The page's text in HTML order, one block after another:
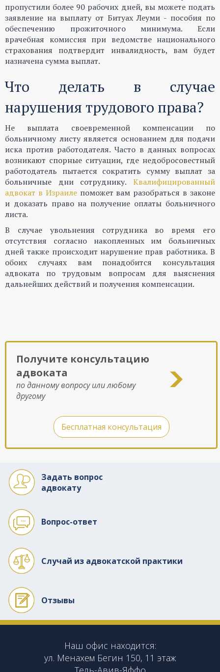
пропустили более 90 рабочих дней, вы можете подать
заявление на выплату от Битуах Леуми - пособия по
обеспечению прожиточного минимума. Если
врачебная комиссия при ведомстве национального
страхования подтвердит инвалидность, вам будет
назначена сумма выплат.
Что делать в случае
нарушения трудового права?
Не выплата своевременной компенсации по
больничному листу является основанием для подачи
иска против работодателя. Часто в данных вопросах
возникают спорные ситуации, где недобросовестный
работодатель пытается сократить сумму выплат за
больничные дни сотруднику. Квалифицированный
адвокат в Израилепоможет вам разобраться в законе
и доказать право на получение оплаты больничного
листа.
В случае увольнения сотрудника во время его
отсутствия согласно накопленных им больничных
дней также происходит нарушение прав работника. В
обоих случаях вам понадобится консультация
адвоката по трудовым вопросам для выяснения
дальнейших действий и получения компенсации.
Получите консультацию
адвоката
по данному вопросу или любому
другому
Бесплатная консультация
Задать вопрос
адвокату
Вопрос-ответ
Случай из адвокатской практики
Отзывы
Наш офис находится:
ул. Менахем Бегин 150, 11 этаж